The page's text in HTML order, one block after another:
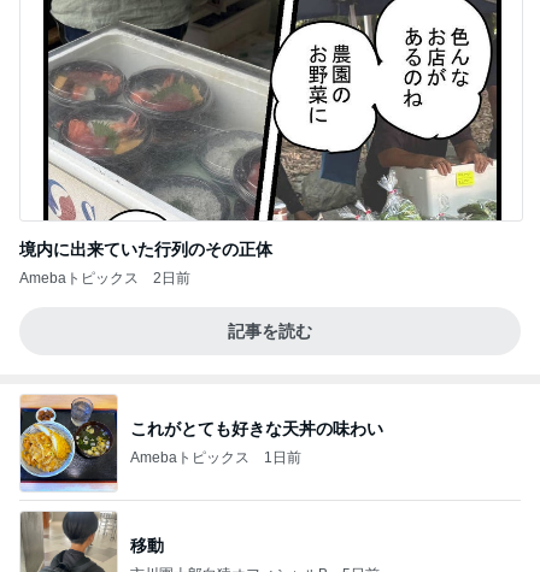
境内に出来ていた行列のその正体
Amebaトピックス 2日前
記事を読む
これがとても好きな天丼の味わい
Amebaトピックス 1日前
移動